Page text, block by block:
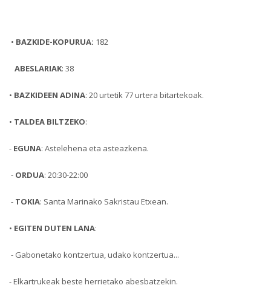
• BAZKIDE-KOPURUA: 182
ABESLARIAK: 38
• BAZKIDEEN ADINA: 20 urtetik 77 urtera bitartekoak.
• TALDEA BILTZEKO:
- EGUNA: Astelehena eta asteazkena.
- ORDUA: 20:30-22:00
- TOKIA: Santa Marinako Sakristau Etxean.
• EGITEN DUTEN LANA:
- Gabonetako kontzertua, udako kontzertua...
- Elkartrukeak beste herrietako abesbatzekin.